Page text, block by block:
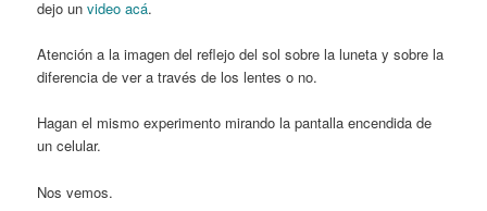
dejo unvideo acá.
Atención a la imagen del reflejo del sol sobre la luneta y sobre la
diferencia de ver a través de los lentes o no.
Hagan el mismo experimento mirando la pantalla encendida de
un celular.
Nos vemos.